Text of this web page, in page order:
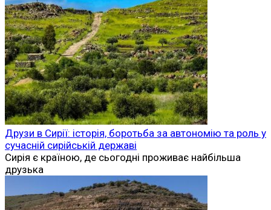
Друзи в Сирії: історія, боротьба за автономію та роль у
сучасній сирійській державі
Сирія є країною, де сьогодні проживає найбільша
друзька